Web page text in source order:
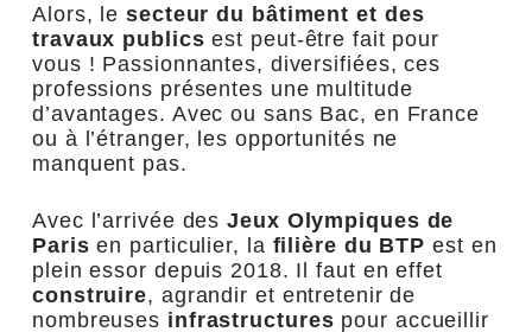
Alors, le secteur du bâtiment et des
travaux publics est peut-être fait pour
vous ! Passionnantes, diversifiées, ces
professions présentes une multitude
d’avantages. Avec ou sans Bac, en France
ou à l’étranger, les opportunités ne
manquent pas.
Avec l’arrivée desJeux Olympiques de
Paris en particulier, la filière du BTP est en
plein essor depuis 2018. Il faut en effet
construire, agrandir et entretenir de
nombreuses infrastructures pour accueillir